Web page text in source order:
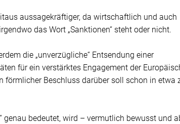
aussagekräftiger, da wirtschaftlich und auch
das Wort „Sanktionen“ steht oder nicht.
die „unverzügliche“ Entsendung einer
für ein verstärktes Engagement der
förmlicher Beschluss darüber soll schon in etwa
genau bedeutet, wird – vermutlich bewusst und